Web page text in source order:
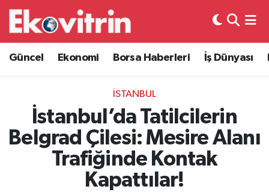
Güncel Ekonomi Borsa Haberleri İş Dünyası
İSTANBUL
İstanbul’da Tatilcilerin
Belgrad Çilesi: Mesire Alanı
Trafiğinde Kontak
Kapattılar!
Güncel
Ekonomi
Borsa Haberleri
İş Dünyası
Lojistik
Hava Durumu
Trafik Durumu
Süper Lig Puan Durumu ve Fikstür
Tüm Manşetler
Son Dakika Haberleri